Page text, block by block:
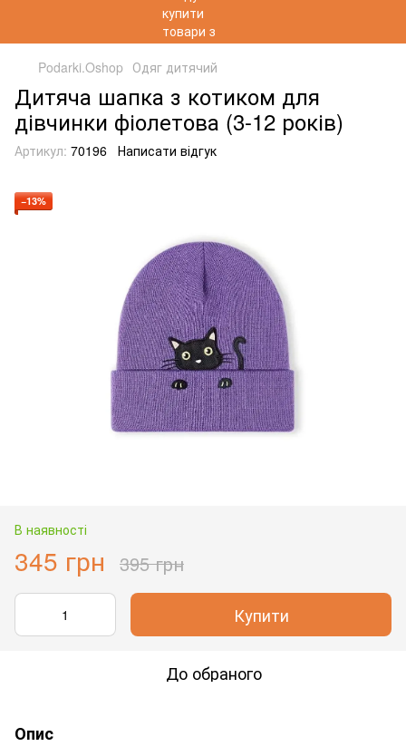
Podarki.Oshop Одяг дитячий
Дитяча шапка з котиком для
дівчинки фіолетова (3-12 років)
Артикул: 70196 Написати відгук
−13%
В наявності
345 грн 395 грн
Купити
До обраного
Опис